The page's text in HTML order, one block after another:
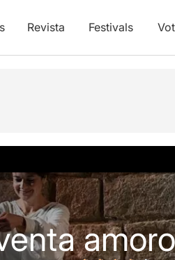
Revista Festivals
Opinions Articles